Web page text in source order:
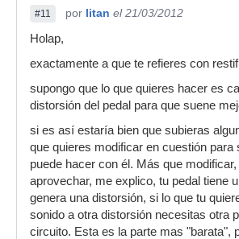
#11 por litan el 21/03/2012
Holap,
exactamente a que te refieres con
supongo que lo que quieres hacer es
distorsión del pedal para que suene
si es así estaría bien que subieras
que quieres modificar en cuestión para
puede hacer con él. Más que
aprovechar, me explico, tu pedal tiene
genera una distorsión, si lo que tu
sonido a otra distorsión necesitas otra
circuito. Esta es la parte mas "barata",